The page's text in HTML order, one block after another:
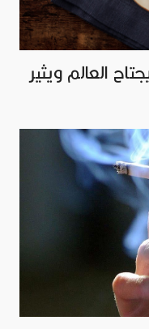
العالم ويثير